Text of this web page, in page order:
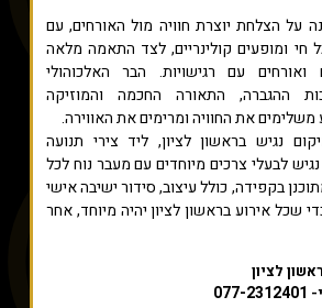
על הצלחת יוצרת חוויה מול האורחים, עם
חי ומופעים קולינריים, לצד התאמה מלאה
ואורחים עם רגישויות. הבר האלכוהולי
ההגברה, התאורה החכמה והמוזיקה
את החוויה ומרימים את האווירה.
נגיש בראשון לציון, ליד צירי תנועה
לבעלי צרכים מיוחדים עם מעבר נוח לכל
בקפידה, כולל עיצוב, סידור ישיבה אישי
שכל אירוע בראשון לציון יהיה מיוחד, אחר
077-2312401